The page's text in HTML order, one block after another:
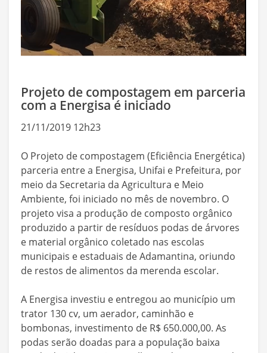
Projeto de compostagem em parceria
com a Energisa é iniciado
21/11/2019 12h23
O Projeto de compostagem (Eficiência Energética)
parceria entre a Energisa, Unifai e Prefeitura, por
meio da Secretaria da Agricultura e Meio
Ambiente, foi iniciado no mês de novembro. O
projeto visa a produção de composto orgânico
produzido a partir de resíduos podas de árvores
e material orgânico coletado nas escolas
municipais e estaduais de Adamantina, oriundo
de restos de alimentos da merenda escolar.
A Energisa investiu e entregou ao município um
trator 130 cv, um aerador, caminhão e
bombonas, investimento de R$ 650.000,00. As
podas serão doadas para a população baixa